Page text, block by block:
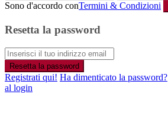
Sono d'accordo conTermini & Condizioni
Resetta la password
Resetta la password
Registrati qui! Ha dimenticato la password?
al login